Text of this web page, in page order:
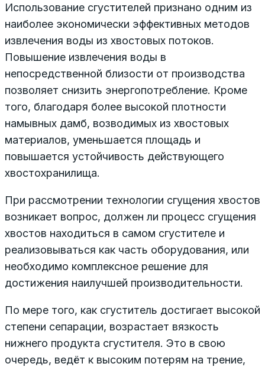
Использование сгустителей признано одним из
наиболее экономически эффективных методов
извлечения воды из хвостовых потоков.
Повышение извлечения воды в
непосредственной близости от производства
позволяет снизить энергопотребление. Кроме
того, благодаря более высокой плотности
намывных дамб, возводимых из хвостовых
материалов, уменьшается площадь и
повышается устойчивость действующего
хвостохранилища.
При рассмотрении технологии сгущения хвостов
возникает вопрос, должен ли процесс сгущения
хвостов находиться в самом сгустителе и
реализовываться как часть оборудования, или
необходимо комплексное решение для
достижения наилучшей производительности.
По мере того, как сгуститель достигает высокой
степени сепарации, возрастает вязкость
нижнего продукта сгустителя. Это в свою
очередь, ведёт к высоким потерям на трение,